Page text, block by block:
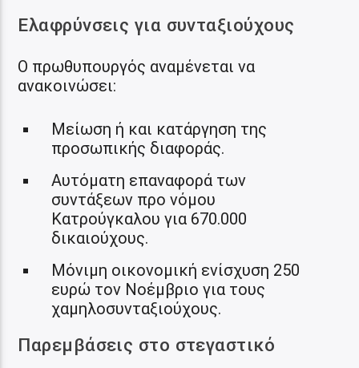
Ελαφρύνσεις για συνταξιούχους
Ο πρωθυπουργός αναμένεται να
ανακοινώσει:
Μείωση ή και κατάργηση της
προσωπικής διαφοράς.
Αυτόματη επαναφορά των
συντάξεων προ νόμου
Κατρούγκαλου για 670.000
δικαιούχους.
Μόνιμη οικονομική ενίσχυση 250
ευρώ τον Νοέμβριο για τους
χαμηλοσυνταξιούχους.
Παρεμβάσεις στο στεγαστικό